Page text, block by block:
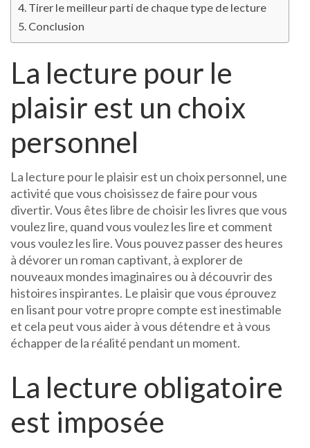
Tirer le meilleur parti de chaque type de lecture
Conclusion
La lecture pour le
plaisir est un choix
personnel
La lecture pour le plaisir est un choix personnel, une
activité que vous choisissez de faire pour vous
divertir. Vous êtes libre de choisir les livres que vous
voulez lire, quand vous voulez les lire et comment
vous voulez les lire. Vous pouvez passer des heures
à dévorer un roman captivant, à explorer de
nouveaux mondes imaginaires ou à découvrir des
histoires inspirantes. Le plaisir que vous éprouvez
en lisant pour votre propre compte est inestimable
et cela peut vous aider à vous détendre et à vous
échapper de la réalité pendant un moment.
La lecture obligatoire
est imposée